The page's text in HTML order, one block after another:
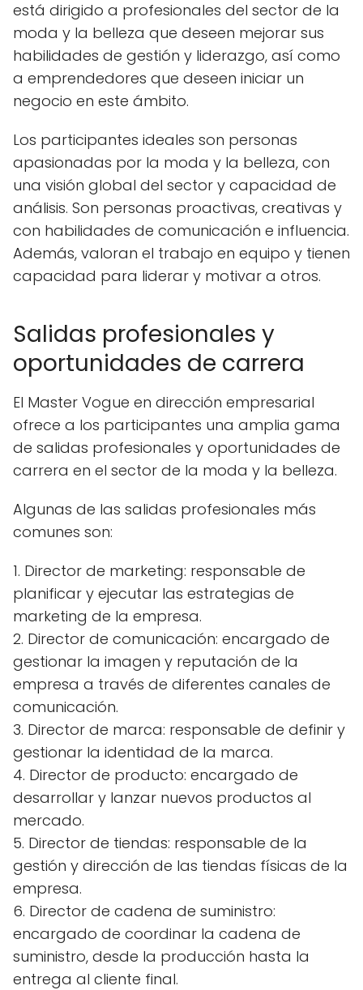
está dirigido a profesionales del sector de la
moda y la belleza que deseen mejorar sus
habilidades de gestión y liderazgo, así como
a emprendedores que deseen iniciar un
negocio en este ámbito.
Los participantes ideales son personas
apasionadas por la moda y la belleza, con
una visión global del sector y capacidad de
análisis. Son personas proactivas, creativas y
con habilidades de comunicación e influencia.
Además, valoran el trabajo en equipo y tienen
capacidad para liderar y motivar a otros.
Salidas profesionales y
oportunidades de carrera
El Master Vogue en dirección empresarial
ofrece a los participantes una amplia gama
de salidas profesionales y oportunidades de
carrera en el sector de la moda y la belleza.
Algunas de las salidas profesionales más
comunes son:
1. Director de marketing: responsable de
planificar y ejecutar las estrategias de
marketing de la empresa.
2. Director de comunicación: encargado de
gestionar la imagen y reputación de la
empresa a través de diferentes canales de
comunicación.
3. Director de marca: responsable de definir y
gestionar la identidad de la marca.
4. Director de producto: encargado de
desarrollar y lanzar nuevos productos al
mercado.
5. Director de tiendas: responsable de la
gestión y dirección de las tiendas físicas de la
empresa.
6. Director de cadena de suministro:
encargado de coordinar la cadena de
suministro, desde la producción hasta la
entrega al cliente final.